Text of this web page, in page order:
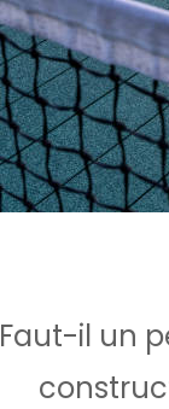
Faut-il un